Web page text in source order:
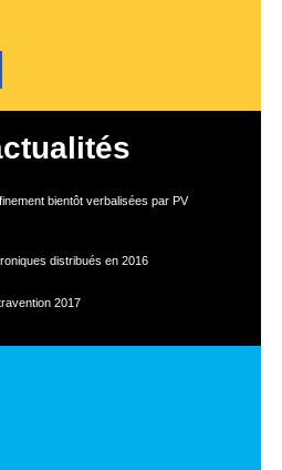
bientôt verbalisées par PV
distribués en 2016
2017